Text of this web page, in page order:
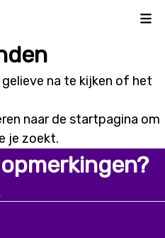
na te kijken of het
naar de startpagina om
je zoekt.